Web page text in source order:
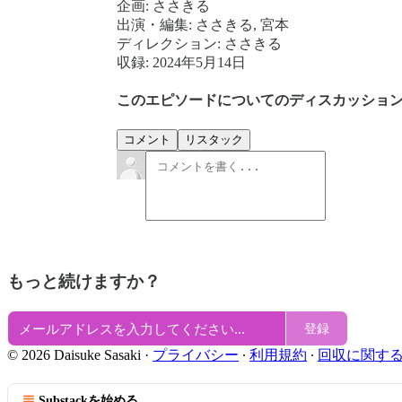
企画: ささきる
出演・編集: ささきる, 宮本
ディレクション: ささきる
収録: 2024年5月14日
このエピソードについてのディスカッショ
コメント リスタック
もっと続けますか？
登録
© 2026 Daisuke Sasaki · プライバシー ∙ 利用規約 ∙ 回収に関す